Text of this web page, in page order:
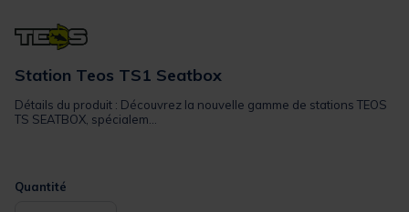
Station Teos TS1 Seatbox
Détails du produit : Découvrez la nouvelle gamme de stations TEOS
TS SEATBOX, spécialem...
Quantité